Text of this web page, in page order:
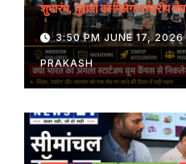
शुभारंभ, युवाओं को मिलेगा राष्ट्रीय मंच
3:50 PM JUNE 17, 2026
PRAKASH